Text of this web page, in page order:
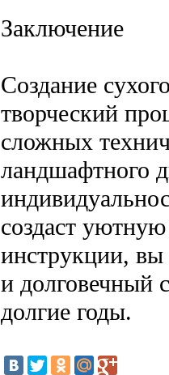
Заключение
Создание
творческий
сложных
ландшафтного
создаст
инструкции, вы
и долговечный
долгие годы.